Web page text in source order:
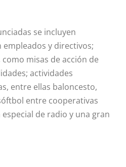
se incluyen
y directivos;
misas de acción de
actividades
entre ellas baloncesto,
entre cooperativas
de radio y una gran